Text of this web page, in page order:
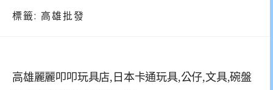
標籤: 高雄批發
高雄麗麗叩叩玩具店,日本卡通玩具,公仔,文具,碗盤